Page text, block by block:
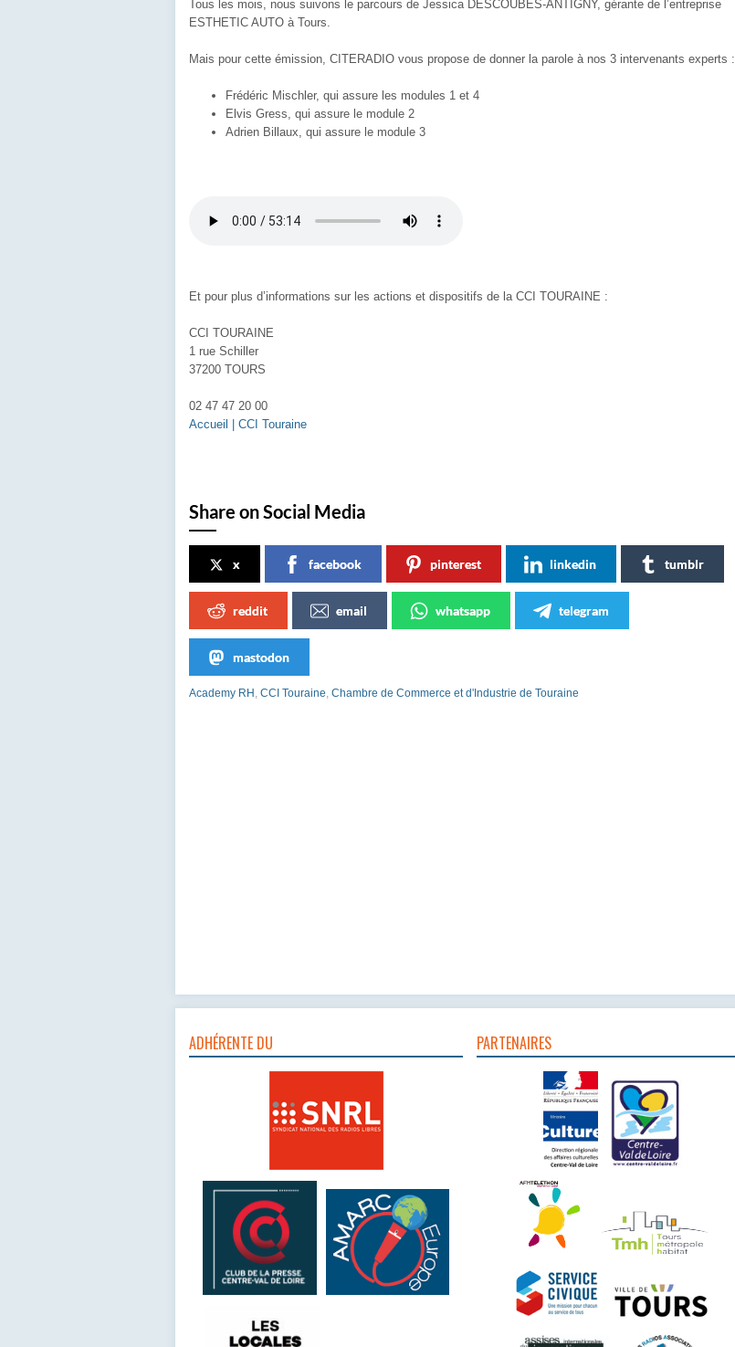
Tous les mois, nous suivons le parcours de Jessica DESCOUBES-ANTIGNY, gérante de l’entreprise
ESTHETIC AUTO à Tours.
Mais pour cette émission, CITERADIO vous propose de donner la parole à nos 3 intervenants experts :
Frédéric Mischler, qui assure les modules 1 et 4
Elvis Gress, qui assure le module 2
Adrien Billaux, qui assure le module 3
Et pour plus d’informations sur les actions et dispositifs de la CCI TOURAINE :
CCI TOURAINE
1 rue Schiller
37200 TOURS
02 47 47 20 00
Accueil | CCI Touraine
Share on Social Media
x facebook pinterest linkedin tumblr
reddit email whatsapp telegram
mastodon
Academy RH , CCI Touraine, Chambre de Commerce et d'Industrie de Touraine
ADHÉRENTE DU PARTENAIRES